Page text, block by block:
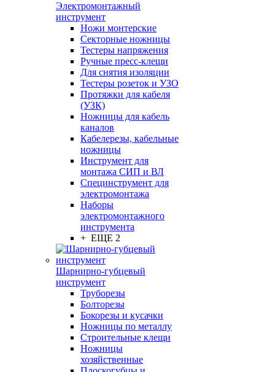
Электромонтажный
инструмент
Ножи монтерские
Секторные ножницы
Тестеры напряжения
Ручные пресс-клещи
Для снятия изоляции
Тестеры розеток и УЗО
Протяжки для кабеля
(УЗК)
Ножницы для кабель
каналов
Кабелерезы, кабельные
ножницы
Инструмент для
монтажа СИП и ВЛ
Специнструмент для
электромонтажа
Наборы
электромонтажного
инструмента
+ ЕЩЕ 2
Шарнирно-губцевый
инструмент
Труборезы
Болторезы
Бокорезы и кусачки
Ножницы по металлу
Строительные клещи
Ножницы
хозяйственные